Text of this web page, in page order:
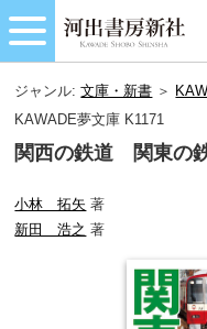
ジャンル:文庫・新書 ＞
KAWADE夢文庫 K1171
関西の鉄道 関東の
小林 拓矢 著
新田 浩之 著